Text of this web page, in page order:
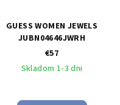
GUESS WOMEN JEWELS
JUBN04646JWRH
€57
Skladom 1-3 dni